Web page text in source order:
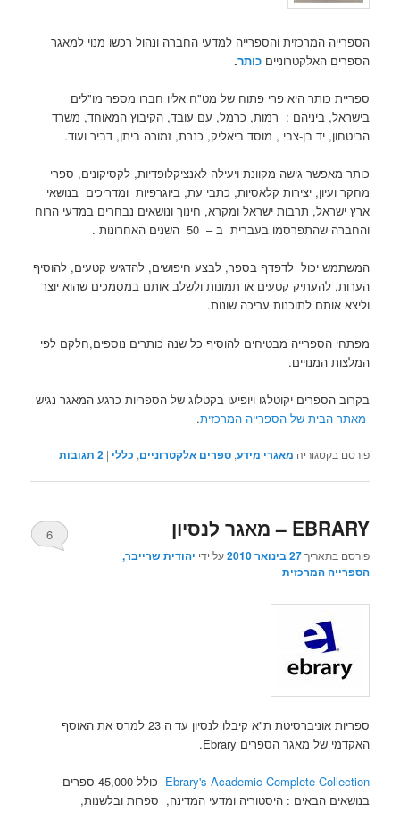
הספרייה המרכזית והספרייה למדעי החברה ונהול רכשו מנוי למאגר
הספרים האלקטרונייםכותר.
ספריית כותר היא פרי פתוח של מט"ח אליו חברו מספר מו"לים
בישראל, ביניהם : רמות, כרמל, עם עובד, הקיבוץ המאוחד, משרד
הביטחון, יד בן-צבי , מוסד ביאליק, כנרת, זמורה ביתן, דביר ועוד.
כותר מאפשר גישה מקוונת ויעילה לאנציקלופדיות, לקסיקונים, ספרי
מחקר ועיון, יצירות קלאסיות, כתבי עת, ביוגרפיות ומדריכים בנושאי
ארץ ישראל, תרבות ישראל ומקרא, חינוך ונושאים נבחרים במדעי הרוח
והחברה שהתפרסמו בעברית ב – 50 השנים האחרונות .
המשתמש יכול לדפדף בספר, לבצע חיפושים, להדגיש קטעים, להוסיף
הערות, להעתיק קטעים או תמונות ולשלב אותם במסמכים שהוא יוצר
וליצא אותם לתוכנות עריכה שונות.
מפתחי הספרייה מבטיחים להוסיף כל שנה כותרים נוספים,חלקם לפי
המלצות המנויים.
בקרוב הספרים יקוטלגו ויופיעו בקטלוג של הספריות כרגע המאגר נגיש
מאתר הבית של הספרייה המרכזית.
פורסם בקטגוריה מאגרי מידע,ספרים אלקטרוניים, כללי |
2 תגובות
EBRARY – מאגר לנסיון
פורסם בתאריך27 בינואר 2010 על ידי יהודית שרייבר,
הספרייה המרכזית
6
ספריות אוניברסיטת ת"א קיבלו לנסיון עד ה 23 למרס את האוסף
האקדמי של מאגר הספרים Ebrary.
Ebrary's Academic Complete Collection
כולל 45,000 ספרים
בנושאים הבאים : היסטוריה ומדעי המדינה, ספרות ובלשנות,